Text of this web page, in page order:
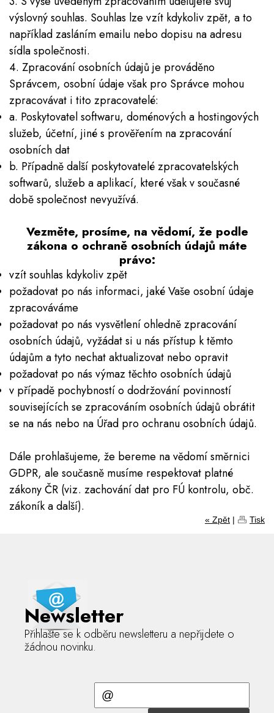
výslovný souhlas. Souhlas lze vzít kdykoliv zpět, a to
například zasláním emailu nebo dopisu na adresu
sídla společnosti.
4. Zpracování osobních údajů je prováděno
Správcem, osobní údaje však pro Správce mohou
zpracovávat i tito zpracovatelé:
a. Poskytovatel softwaru, doménových a hostingových
služeb, účetní, jiné s prověřením na zpracování
osobních dat
b. Případně další poskytovatelé zpracovatelských
softwarů, služeb a aplikací, které však v současné
době společnost nevyužívá.
Vezměte, prosíme, na vědomí, že podle
zákona o ochraně osobních údajů máte
právo:
vzít souhlas kdykoliv zpět
požadovat po nás informaci, jaké Vaše osobní údaje
zpracováváme
požadovat po nás vysvětlení ohledně zpracování
osobních údajů, vyžádat si u nás přístup k těmto
údajům a tyto nechat aktualizovat nebo opravit
požadovat po nás výmaz těchto osobních údajů
v případě pochybností o dodržování povinností
souvisejících se zpracováním osobních údajů obrátit
se na nás nebo na Úřad pro ochranu osobních údajů.
Dále prohlašujeme, že bereme na vědomí směrnici
GDPR, ale současně musíme respektovat platné
zákony ČR (viz. zachování dat pro FÚ kontrolu, obč.
zákoník a další).
« Zpět | Tisk
Newsletter
Přihlašte se k odběru newsletteru a nepřijdete o
žádnou novinku.